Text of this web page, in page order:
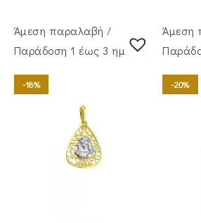
Άμεση παραλαβή /
Παράδoση 1 έως 3 ημέρες
-18%
Άμεση
-20%